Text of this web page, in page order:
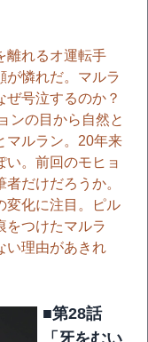
離れるオ運転手
が憐れだ。マルラ
ぜ号泣するのか？
ンの目から自然と
マルラン。20年来
い。前回のモヒョ
だけだろうか。
変化に注目。ピル
をつけたマルラ
い理由があきれ
■第28話
「牙をむい